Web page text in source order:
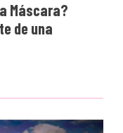
Máscara?
de una